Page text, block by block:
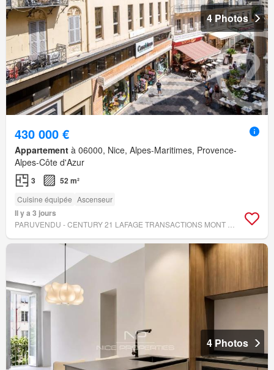
4 Photos
430 000 €
Appartement à 06000, Nice, Alpes-Maritimes, Provence-
Alpes-Côte d'Azur
3 52 m²
Cuisine équipée Ascenseur
Il y a 3 jours
4 Photos